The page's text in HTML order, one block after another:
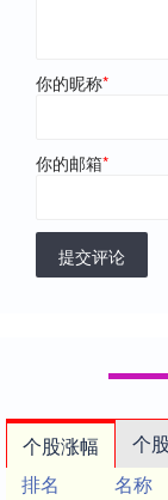
你的昵称*
你的邮箱*
提交评论
个股涨幅 个
排名
名称